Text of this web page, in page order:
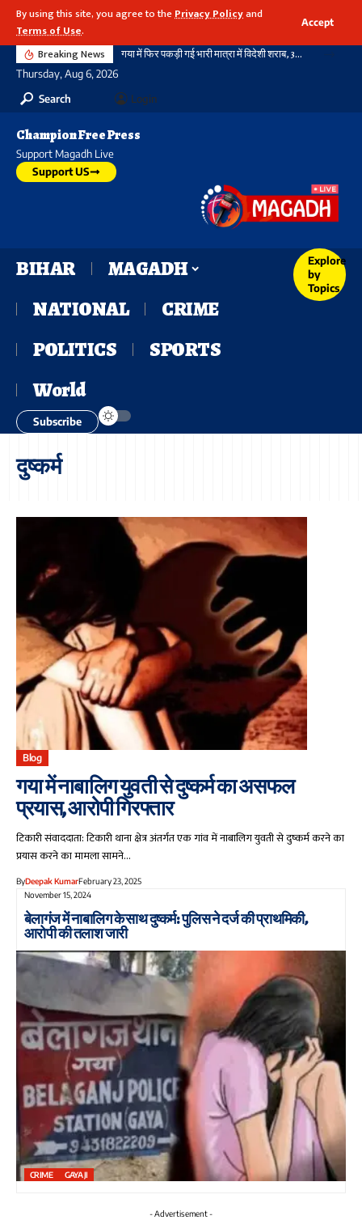
By using this site, you agree to thePrivacy Policyand
Terms of Use.
Accept
Breaking News गया में फिर पकड़ी गई भारी मात्रा में विदेशी शराब, 3720 बोतल शराब के साथ दो तस्कर गिरफ्तार, नहीं थम रहा सिलसिला
Thursday, Aug 6, 2026
Search
Login
Champion Free Press
Support Magadh Live
Support US
BIHAR
MAGADH
NATIONAL
CRIME
POLITICS
SPORTS
World
Explore
by
Topics
Subscribe
दुष्कर्म
Blog
गया में नाबालिग युवती से दुष्कर्म का असफल
प्रयास, आरोपी गिरफ्तार
टिकारी संवाददाता: टिकारी थाना क्षेत्र अंतर्गत एक गांव में नाबालिग युवती से दुष्कर्म करने का
प्रयास करने का मामला सामने…
ByDeepak KumarFebruary 23, 2025
November 15, 2024
बेलागंज में नाबालिग के साथ दुष्कर्म: पुलिस ने दर्ज की प्राथमिकी,
आरोपी की तलाश जारी
CRIME GAYA JI
- Advertisement -